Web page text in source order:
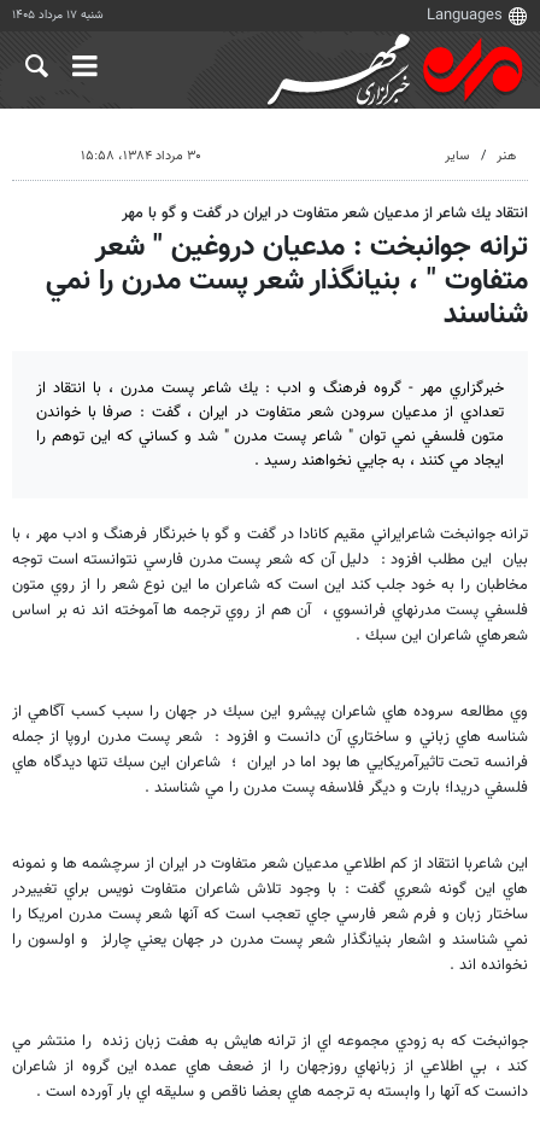
شنبه ۱۷ مرداد ۱۴۰۵
هنر سایر ۳۰ مرداد ۱۳۸۴، ۱۵:۵۸
انتقاد يك شاعر از مدعيان شعر متفاوت در ايران در گفت و گو با مهر
ترانه جوانبخت : مدعيان دروغين " شعر
متفاوت " ، بنيانگذار شعر پست مدرن را نمي
شناسند
خبرگزاري مهر - گروه فرهنگ و ادب : يك شاعر پست مدرن ، با انتقاد از
تعدادي از مدعيان سرودن شعر متفاوت در ايران ، گفت : صرفا با خواندن
متون فلسفي نمي توان " شاعر پست مدرن " شد و كساني كه اين توهم را
ايجاد مي كنند ، به جايي نخواهند رسيد .
ترانه جوانبخت شاعرايراني مقيم كانادا در گفت و گو با خبرنگار فرهنگ و ادب مهر ، با
بيان اين مطلب افزود : دليل آن كه شعر پست مدرن فارسي نتوانسته است توجه
مخاطبان را به خود جلب كند اين است كه شاعران ما اين نوع شعر را از روي متون
فلسفي پست مدرنهاي فرانسوي ، آن هم از روي ترجمه ها آموخته اند نه بر اساس
شعرهاي شاعران اين سبك .
وي مطالعه سروده هاي شاعران پيشرو اين سبك در جهان را سبب كسب آگاهي از
شناسه هاي زباني و ساختاري آن دانست و افزود : شعر پست مدرن اروپا از جمله
فرانسه تحت تاثيرآمريكايي ها بود اما در ايران ؛ شاعران اين سبك تنها ديدگاه هاي
فلسفي دريدا؛ بارت و ديگر فلاسفه پست مدرن را مي شناسند .
اين شاعربا انتقاد از كم اطلاعي مدعيان شعر متفاوت در ايران از سرچشمه ها و نمونه
هاي اين گونه شعري گفت : با وجود تلاش شاعران متفاوت نويس براي تغييردر
ساختار زبان و فرم شعر فارسي جاي تعجب است كه آنها شعر پست مدرن امريكا را
نمي شناسند و اشعار بنيانگذار شعر پست مدرن در جهان يعني چارلز و اولسون را
نخوانده اند .
جوانبخت كه به زودي مجموعه اي از ترانه هايش به هفت زبان زنده را منتشر مي
كند ، بي اطلاعي از زبانهاي روزجهان را از ضعف هاي عمده اين گروه از شاعران
دانست كه آنها را وابسته به ترجمه هاي بعضا ناقص و سليقه اي بار آورده است .